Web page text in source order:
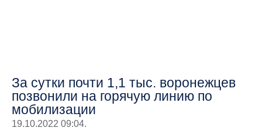
За сутки почти 1,1 тыс. воронежцев
позвонили на горячую линию по
мобилизации
19.10.2022 09:04.